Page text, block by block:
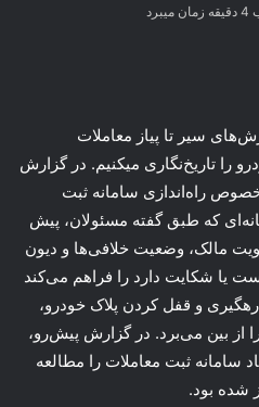
سیر تا پیاز معاملات
را تاریخ‌نگاری میکنیم. در گزارش
راه‌اندازی سامانه ثبت
که طبق گفته مسئولان، پیش
مالک، وضعیت خلافی‌ها و دیون
یا شکایت دارد را فراهم می‌کند
رهگیری و قفل کردن پلاک خودرو،
از بین می‌برد. در گزارش پیش‌رو،
سامانه ثبت معاملات را مطالعه